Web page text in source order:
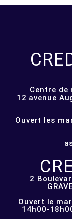
Centre de
12 avenue
Ouvert les
2
Ouvert le
14h00-